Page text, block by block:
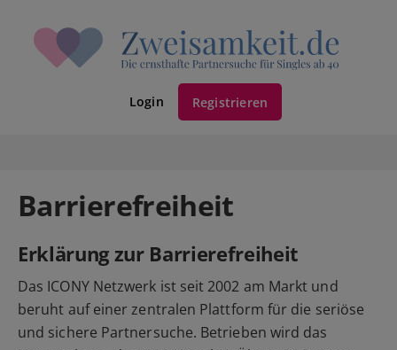
Login Registrieren
Barrierefreiheit
Erklärung zur Barrierefreiheit
Das ICONY Netzwerk ist seit 2002 am Markt und
beruht auf einer zentralen Plattform für die seriöse
und sichere Partnersuche. Betrieben wird das